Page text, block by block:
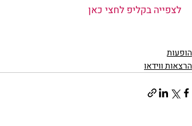
לצפייה בקליפ לחצי כאן
הופעות
הרצאות ווידאו